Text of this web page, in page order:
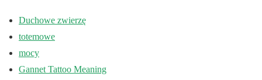
Duchowe zwierzę
totemowe
mocy
Gannet Tattoo Meaning